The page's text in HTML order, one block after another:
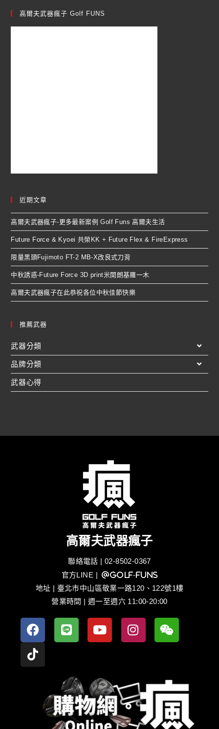
高爾夫武器瘋子 Golf FUNS
近期文章
高爾夫武器瘋子-更多最新案例 Golf Funs 高爾夫生活
Future Force & Kyoei 共榮KK + Future Flex & FireExpress
限量黑頭Fujimoto FT-2 MB-X改良式刀背
中秋誘惑-Future Force 3D print米開朗基羅一木
高爾夫武器瘋子在此恭祝各位中秋佳節快樂
推薦武器
武器分類
品牌分類
武器心得
高爾夫武器瘋子
聯絡電話 | 02-8502-0367
官方LINE | @golf-funs
地址 | 臺北市中山區敬業一路120、122號1樓
營業時間 | 週一至週六 11:00-20:00